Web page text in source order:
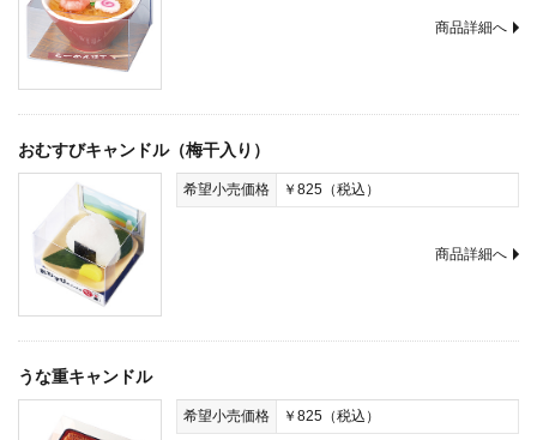
商品詳細へ
おむすびキャンドル（梅干入り）
希望小売価格 ￥825（税込）
商品詳細へ
うな重キャンドル
希望小売価格 ￥825（税込）